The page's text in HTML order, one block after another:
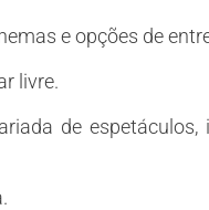
e opções de
livre.
de espetáculos,